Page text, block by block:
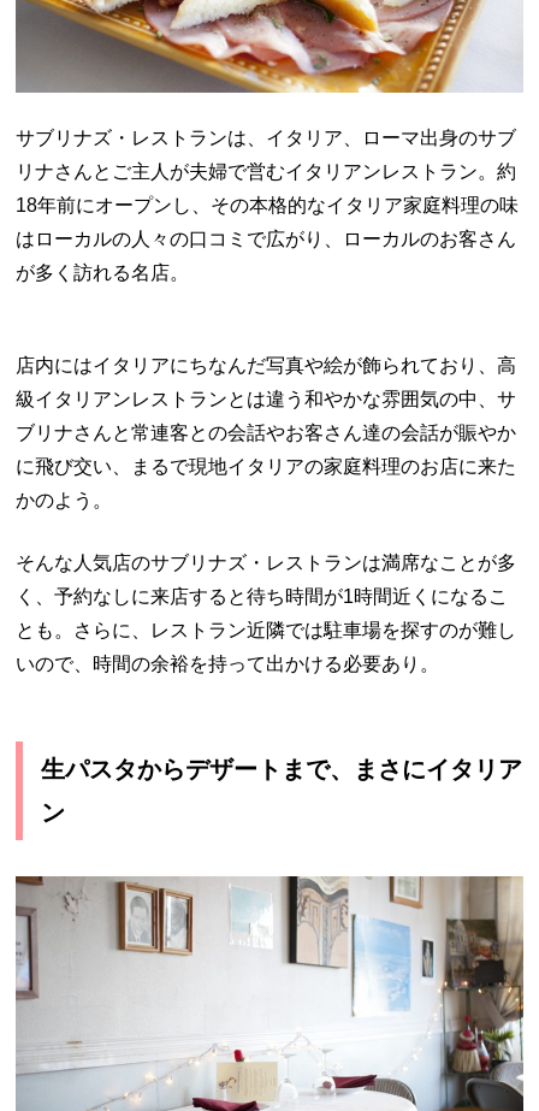
サブリナズ・レストランは、イタリア、ローマ出身のサブ
リナさんとご主人が夫婦で営むイタリアンレストラン。約
18年前にオープンし、その本格的なイタリア家庭料理の味
はローカルの人々の口コミで広がり、ローカルのお客さん
が多く訪れる名店。
店内にはイタリアにちなんだ写真や絵が飾られており、高
級イタリアンレストランとは違う和やかな雰囲気の中、サ
ブリナさんと常連客との会話やお客さん達の会話が賑やか
に飛び交い、まるで現地イタリアの家庭料理のお店に来た
かのよう。
そんな人気店のサブリナズ・レストランは満席なことが多
く、予約なしに来店すると待ち時間が1時間近くになるこ
とも。さらに、レストラン近隣では駐車場を探すのが難し
いので、時間の余裕を持って出かける必要あり。
生パスタからデザートまで、まさにイタリア
ン